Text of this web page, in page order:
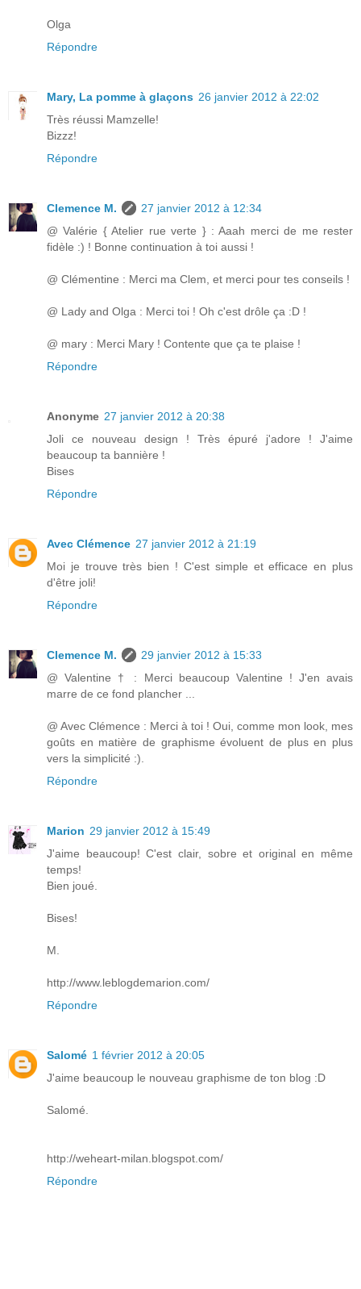
Olga
Répondre
Mary, La pomme à glaçons 26 janvier 2012 à 22:02
Très réussi Mamzelle!
Bizzz!
Répondre
Clemence M.
27 janvier 2012 à 12:34
@ Valérie { Atelier rue verte } : Aaah merci de me rester
fidèle :) ! Bonne continuation à toi aussi !
@ Clémentine : Merci ma Clem, et merci pour tes conseils !
@ Lady and Olga : Merci toi ! Oh c'est drôle ça :D !
@ mary : Merci Mary ! Contente que ça te plaise !
Répondre
Anonyme 27 janvier 2012 à 20:38
Joli ce nouveau design ! Très épuré j'adore ! J'aime
beaucoup ta bannière !
Bises
Répondre
Avec Clémence 27 janvier 2012 à 21:19
Moi je trouve très bien ! C'est simple et efficace en plus
d'être joli!
Répondre
Clemence M.
29 janvier 2012 à 15:33
@ Valentine † : Merci beaucoup Valentine ! J'en avais
marre de ce fond plancher ...
@ Avec Clémence : Merci à toi ! Oui, comme mon look, mes
goûts en matière de graphisme évoluent de plus en plus
vers la simplicité :).
Répondre
Marion 29 janvier 2012 à 15:49
J'aime beaucoup! C'est clair, sobre et original en même
temps!
Bien joué.
Bises!
M.
http://www.leblogdemarion.com/
Répondre
Salomé 1 février 2012 à 20:05
J'aime beaucoup le nouveau graphisme de ton blog :D
Salomé.
http://weheart-milan.blogspot.com/
Répondre